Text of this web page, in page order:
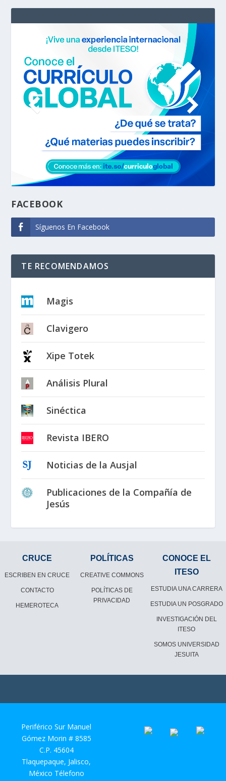
FACEBOOK
Síguenos En Facebook
TE RECOMENDAMOS
Magis
Clavigero
Xipe Totek
Análisis Plural
Sinéctica
Revista IBERO
Noticias de la Ausjal
Publicaciones de la Compañía de
Jesús
CRUCE
ESCRIBEN EN CRUCE
CONTACTO
HEMEROTECA
POLÍTICAS
CREATIVE COMMONS
POLÍTICAS DE
PRIVACIDAD
CONOCE EL
ITESO
ESTUDIA UNA CARRERA
ESTUDIA UN POSGRADO
INVESTIGACIÓN DEL
ITESO
SOMOS UNIVERSIDAD
JESUITA
Periférico Sur Manuel
Gómez Morin # 8585
C.P. 45604
Tlaquepaque, Jalisco,
México Télefono